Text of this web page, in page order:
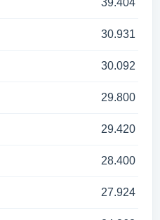
39.404
30.931
30.092
29.800
29.420
28.400
27.924